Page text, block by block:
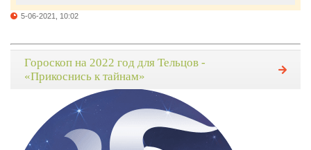
5-06-2021, 10:02
Гороскоп на 2022 год для Тельцов -
«Прикоснись к тайнам»